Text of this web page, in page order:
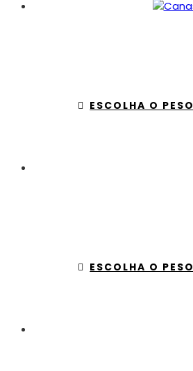
ESCOLHA O PESO
ESCOLHA O PESO